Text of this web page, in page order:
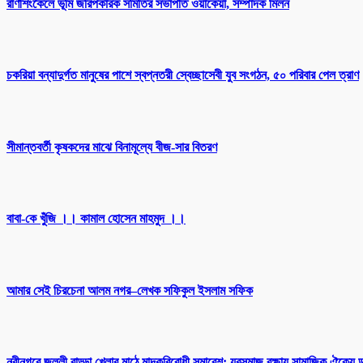
রাণীশংকৈলে ভূমি জরিপকারক সমিতির সভাপতি ওয়াকেয়া, সম্পাদক মিলন
চকরিয়া বন্যাদুর্গত মানুষের পাশে স্বপ্নতরী স্বেচ্ছাসেবী যুব সংগঠন, ৫০ পরিবার পেল ত্রাণ
সীমান্তবর্তী কৃষকদের মাঝে বিনামূল্যে বীজ-সার বিতরণ
বাবা-কে খুঁজি ।। কামাল হোসেন মাহমুদ ।।
আমার সেই চিরচেনা আলম নগর–লেখক সফিকুল ইসলাম সফিক